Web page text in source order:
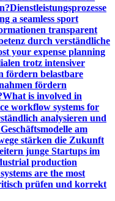
Dienstleistungsprozesse
a seamless sport
transparent
durch verständliche
your expense planning
trotz intensiver
fördern belastbare
fördern
What is involved in
workflow systems for
analysieren und
am
stärken die Zukunft
junge Startups im
production
are the most
prüfen und korrekt